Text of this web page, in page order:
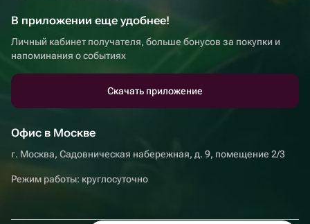
В приложении еще удобнее!
Личный кабинет получателя, больше бонусов за покупки и
напоминания о событиях
Скачать приложение
Офис в Москве
г. Москва, Садовническая набережная, д. 9, помещение 2/3
Режим работы: круглосуточно